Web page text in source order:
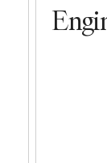
業